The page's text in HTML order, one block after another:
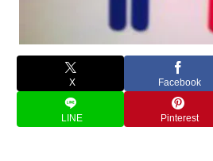
X Facebook
LINE Pinterest